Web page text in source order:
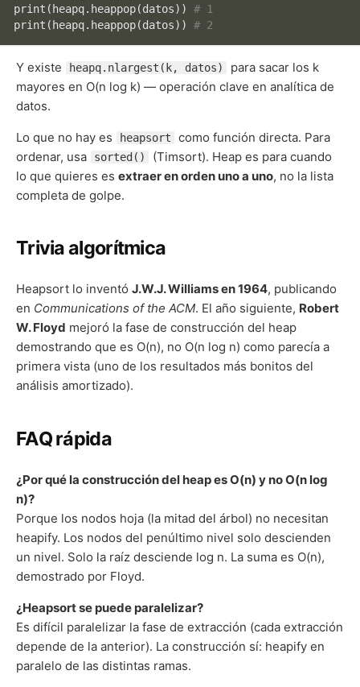
print (heapq.heappop(datos)) # 1
print (heapq.heappop(datos)) # 2
Y existe heapq.nlargest(k, datos)
para sacar los k
mayores en O(n log k) — operación clave en analítica de
datos.
Lo que no hay es heapsort
como función directa. Para
ordenar, usa
sorted()
(Timsort). Heap es para cuando
lo que quieres es extraer en orden uno a uno, no la lista
completa de golpe.
Trivia algorítmica
Heapsort lo inventó J.W.J. Williams en 1964, publicando
en Communications of the ACM. El año siguiente, Robert
W. Floyd mejoró la fase de construcción del heap
demostrando que es O(n), no O(n log n) como parecía a
primera vista (uno de los resultados más bonitos del
análisis amortizado).
FAQ rápida
¿Por qué la construcción del heap es O(n) y no O(n log
n)?
Porque los nodos hoja (la mitad del árbol) no necesitan
heapify. Los nodos del penúltimo nivel solo descienden
un nivel. Solo la raíz desciende log n. La suma es O(n),
demostrado por Floyd.
¿Heapsort se puede paralelizar?
Es difícil paralelizar la fase de extracción (cada extracción
depende de la anterior). La construcción sí: heapify en
paralelo de las distintas ramas.